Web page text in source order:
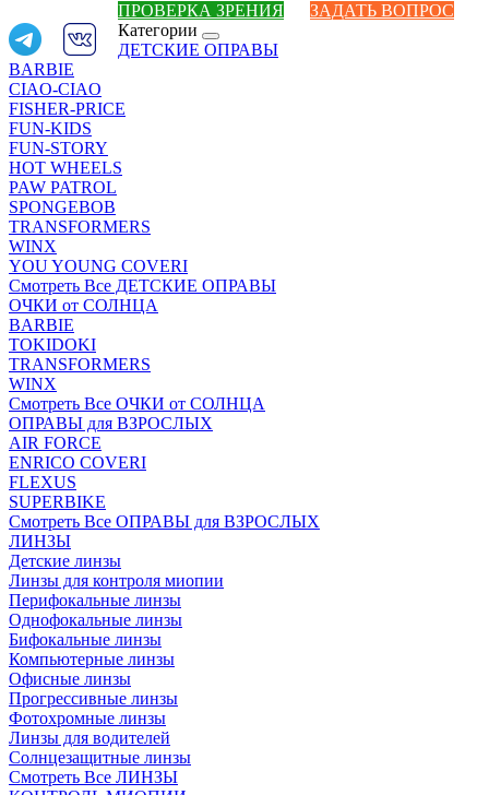
ПРОВЕРКА ЗРЕНИЯ
ЗАДАТЬ ВОПРОС
Категории
ДЕТСКИЕ ОПРАВЫ
BARBIE
CIAO-CIAO
FISHER-PRICE
FUN-KIDS
FUN-STORY
HOT WHEELS
PAW PATROL
SPONGEBOB
TRANSFORMERS
WINX
YOU YOUNG COVERI
Смотреть Все ДЕТСКИЕ ОПРАВЫ
ОЧКИ от СОЛНЦА
BARBIE
TOKIDOKI
TRANSFORMERS
WINX
Смотреть Все ОЧКИ от СОЛНЦА
ОПРАВЫ для ВЗРОСЛЫХ
AIR FORCE
ENRICO COVERI
FLEXUS
SUPERBIKE
Смотреть Все ОПРАВЫ для ВЗРОСЛЫХ
ЛИНЗЫ
Детские линзы
Линзы для контроля миопии
Перифокальные линзы
Однофокальные линзы
Бифокальные линзы
Компьютерные линзы
Офисные линзы
Прогрессивные линзы
Фотохромные линзы
Линзы для водителей
Солнцезащитные линзы
Смотреть Все ЛИНЗЫ